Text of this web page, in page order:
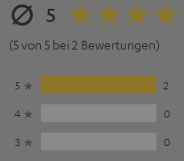
5
(5 von 5 bei 2 Bewertungen)
5
2
4
0
3
0